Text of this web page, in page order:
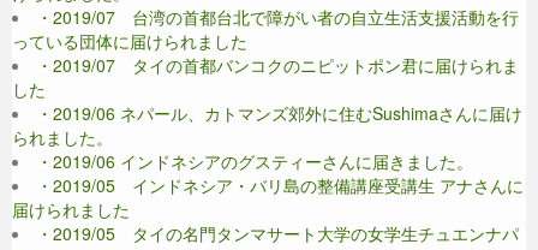
・2019/07 台湾の首都台北で障がい者の自立生活支援活動を行
っている団体に届けられました
・2019/07 タイの首都バンコクのニピットポン君に届けられま
した
・2019/06 ネパール、カトマンズ郊外に住むSushimaさんに届け
られました。
・2019/06 インドネシアのグスティーさんに届きました。
・2019/05 インドネシア・バリ島の整備講座受講生 アナさんに
届けられました
・2019/05 タイの名門タンマサート大学の女学生チュエンナパ